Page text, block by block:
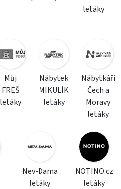
letáky
Můj
FREŠ
letáky
Nábytek
MIKULÍK
letáky
Nábytkáři
Čech a
Moravy
letáky
Nev-Dama
letáky
NOTINO.cz
letáky